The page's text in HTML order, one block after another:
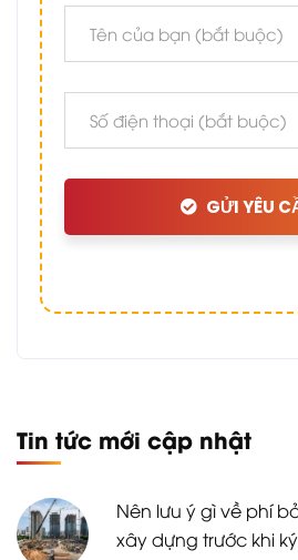
GỬI YÊU
Tin tức mới cập nhật
Nên lưu ý gì về phí
xây dựng trước khi